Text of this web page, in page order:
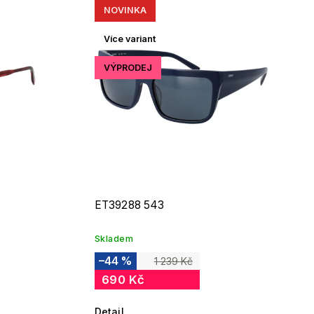
NOVINKA
Více variant
VÝPRODEJ
ET39288 543
Skladem
1 239 Kč
–44 %
690 Kč